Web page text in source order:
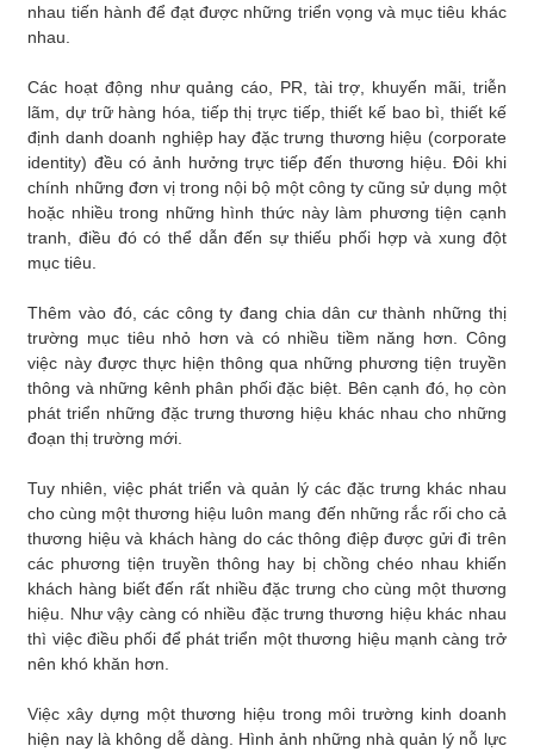
nhau tiến hành để đạt được những triển vọng và mục tiêu khác
nhau.
Các hoạt động như quảng cáo, PR, tài trợ, khuyến mãi, triễn
lãm, dự trữ hàng hóa, tiếp thị trực tiếp, thiết kế bao bì, thiết kế
định danh doanh nghiệp hay đặc trưng thương hiệu (corporate
identity) đều có ảnh hưởng trực tiếp đến thương hiệu. Đôi khi
chính những đơn vị trong nội bộ một công ty cũng sử dụng một
hoặc nhiều trong những hình thức này làm phương tiện cạnh
tranh, điều đó có thể dẫn đến sự thiếu phối hợp và xung đột
mục tiêu.
Thêm vào đó, các công ty đang chia dân cư thành những thị
trường mục tiêu nhỏ hơn và có nhiều tiềm năng hơn. Công
việc này được thực hiện thông qua những phương tiện truyền
thông và những kênh phân phối đặc biệt. Bên cạnh đó, họ còn
phát triển những đặc trưng thương hiệu khác nhau cho những
đoạn thị trường mới.
Tuy nhiên, việc phát triển và quản lý các đặc trưng khác nhau
cho cùng một thương hiệu luôn mang đến những rắc rối cho cả
thương hiệu và khách hàng do các thông điệp được gửi đi trên
các phương tiện truyền thông hay bị chồng chéo nhau khiến
khách hàng biết đến rất nhiều đặc trưng cho cùng một thương
hiệu. Như vậy càng có nhiều đặc trưng thương hiệu khác nhau
thì việc điều phối để phát triển một thương hiệu mạnh càng trở
nên khó khăn hơn.
Việc xây dựng một thương hiệu trong môi trường kinh doanh
hiện nay là không dễ dàng. Hình ảnh những nhà quản lý nỗ lực